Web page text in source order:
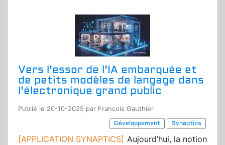
Vers l'essor de l'IA embarquée et
de petits modèles de langage dans
l'électronique grand public
Publié le 20-10-2025 par Francois Gauthier
Développement
Synaptics
[APPLICATION SYNAPTICS] Aujourd’hui, la notion